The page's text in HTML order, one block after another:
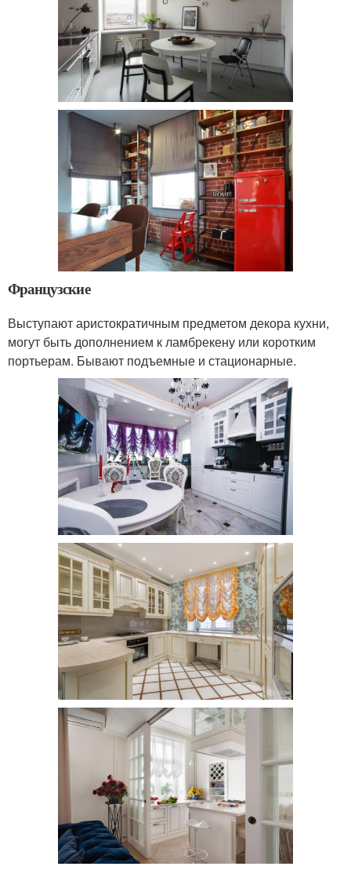
Французские
Выступают аристократичным предметом декора кухни,
могут быть дополнением к ламбрекену или коротким
портьерам. Бывают подъемные и стационарные.